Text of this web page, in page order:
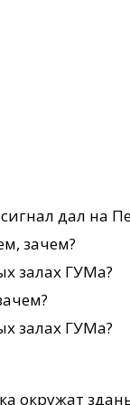
дал на
зачем?
залах ГУМа?
залах ГУМа?
окружат